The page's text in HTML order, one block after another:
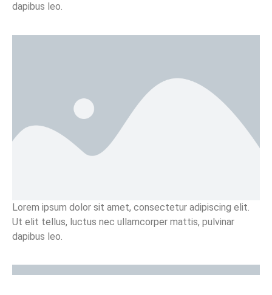
dapibus leo.
Lorem ipsum dolor sit amet, consectetur adipiscing elit.
Ut elit tellus, luctus nec ullamcorper mattis, pulvinar
dapibus leo.